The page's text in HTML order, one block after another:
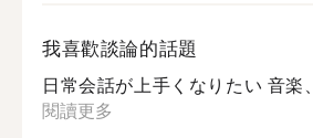
我喜歡談論的話題
日常会話が上手くなりたい 音楽
閱讀更多